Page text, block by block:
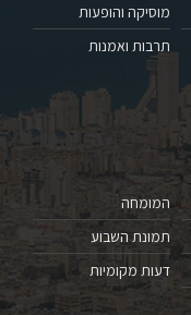
מוסיקה והופעות
תרבות ואמנות
המומחה
תמונת השבוע
דעות מקומיות